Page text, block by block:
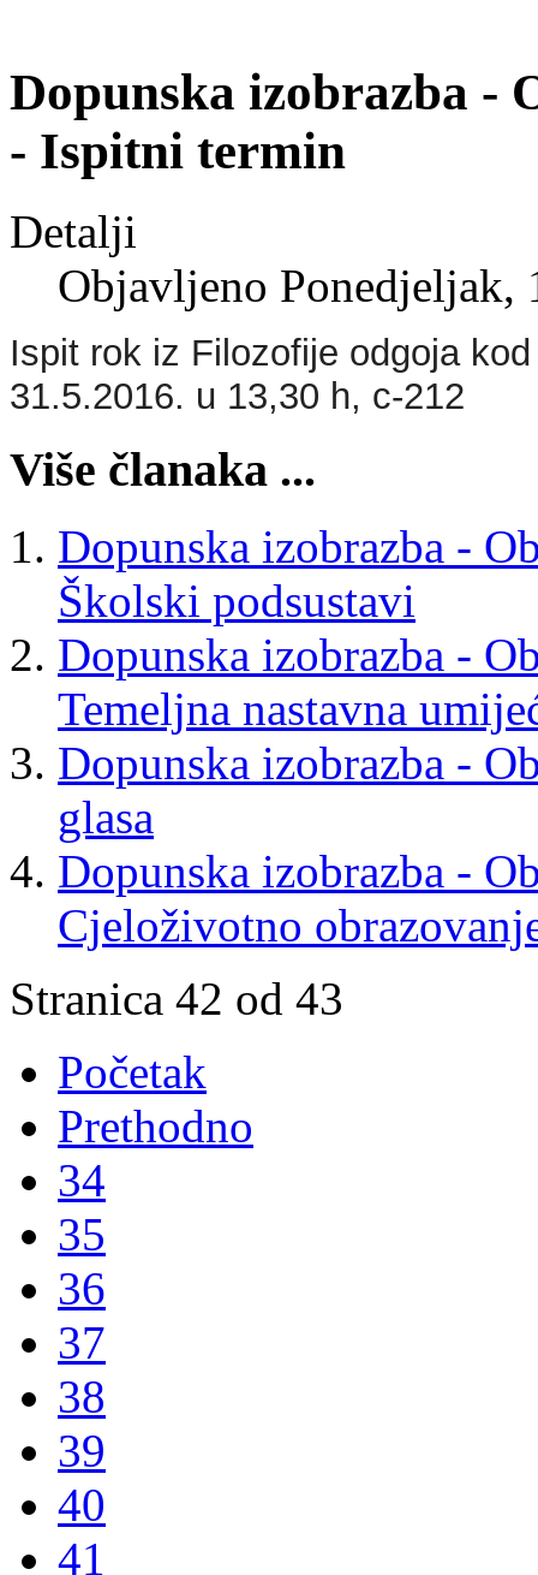
Dopunska izobrazba -
- Ispitni termin
Detalji
Objavljeno Ponedjeljak,
Ispit rok iz Filozofije odgoja
31.5.2016. u 13,30 h, c-212
Više članaka ...
Dopunska izobrazba -
Školski podsustavi
Dopunska izobrazba -
Temeljna nastavna
Dopunska izobrazba -
glasa
Dopunska izobrazba -
Cjeloživotno
Stranica 42 od 43
Početak
Prethodno
34
35
36
37
38
39
40
41